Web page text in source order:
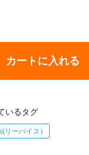
カートに入れる
いるタグ
リーバイス）